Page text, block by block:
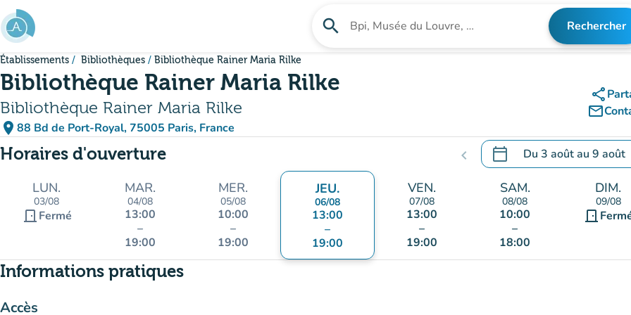
Aller au contenu principal
search Rechercher un établissement Rechercher
Établissements Bibliothèques Bibliothèque Rainer Maria Rilke
Bibliothèque Rainer Maria Rilke
Bibliothèque Rainer Maria Rilke
place 88 Bd de Port-Royal, 75005 Paris, France
(ouvrir dans Google Maps)
(nouvel onglet)
share
mail_outline
Horaires d'ouverture chevron_left calendar_today Du 3 aoûtau 9 août
.Ouvrir le calendrier pour
LUN.
03/08
door_front Fermé
MAR.
04/08
13:00
–
19:00
MER.
05/08
10:00
–
19:00
JEU.
06/08
13:00
–
19:00
VEN.
07/08
13:00
–
19:00
SAM.
08/08
10:00
–
18:00
DIM.
09/08
door_front
Informations pratiques
Accès